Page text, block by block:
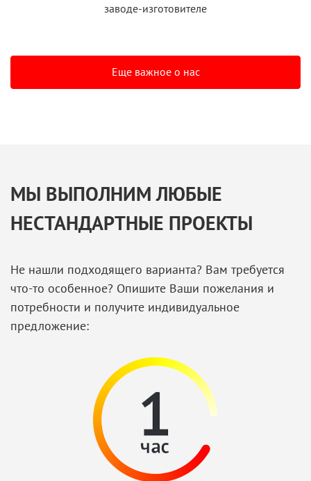
заводе-изготовителе
Еще важное о нас
МЫ ВЫПОЛНИМ ЛЮБЫЕ
НЕСТАНДАРТНЫЕ ПРОЕКТЫ
Не нашли подходящего варианта? Вам требуется
что-то особенное? Опишите Ваши пожелания и
потребности и получите индивидуальное
предложение: